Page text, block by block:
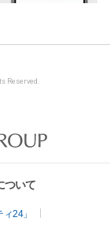
Reserved.
ついて
24」